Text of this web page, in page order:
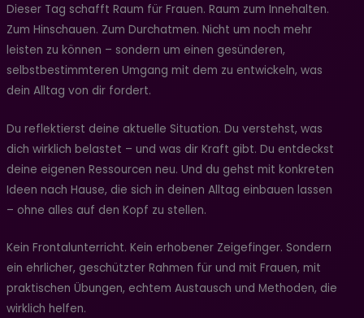
Dieser Tag schafft Raum für Frauen. Raum zum Innehalten.
Zum Hinschauen. Zum Durchatmen. Nicht um noch mehr
leisten zu können – sondern um einen gesünderen,
selbstbestimmteren Umgang mit dem zu entwickeln, was
dein Alltag von dir fordert.
Du reflektierst deine aktuelle Situation. Du verstehst, was
dich wirklich belastet – und was dir Kraft gibt. Du entdeckst
deine eigenen Ressourcen neu. Und du gehst mit konkreten
Ideen nach Hause, die sich in deinen Alltag einbauen lassen
– ohne alles auf den Kopf zu stellen.
Kein Frontalunterricht. Kein erhobener Zeigefinger. Sondern
ein ehrlicher, geschützter Rahmen für und mit Frauen, mit
praktischen Übungen, echtem Austausch und Methoden, die
wirklich helfen.